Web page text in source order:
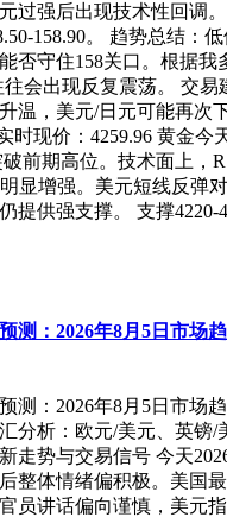
过强后出现技术性回调
158.90。 趋势总结：
否守住158关口。根据我
往会出现反复震荡。 交易
温，美元/日元可能再次
时现价：4259.96 黄金今
前期高位。技术面上，
显增强。美元短线反弹
提供强支撑。 支撑4220-
测：2026年8月5日市场
测：2026年8月5日市场
分析：欧元/美元、英镑/
走势与交易信号 今天
整体情绪偏积极。美国
员讲话偏向谨慎，美元